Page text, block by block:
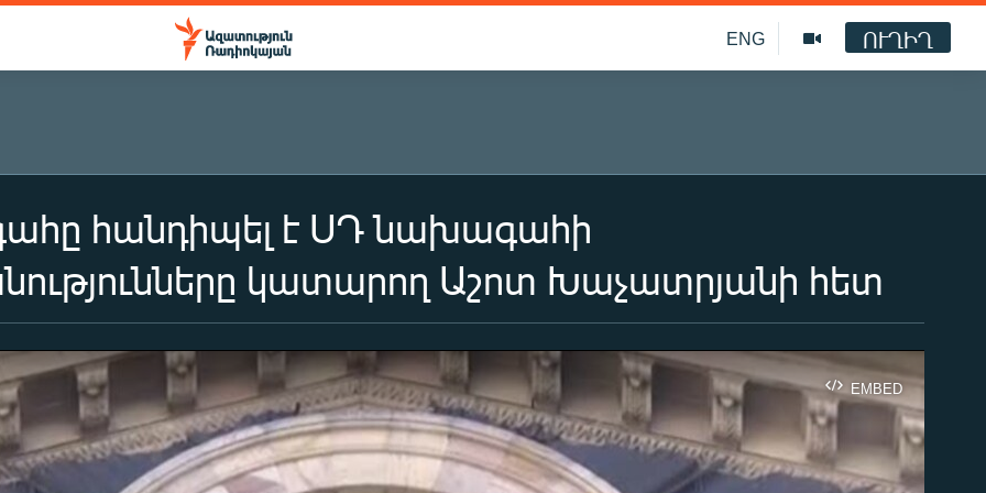
ENG ՈՒՂԻՂ
հանդիպել է ՍԴ նախագահի
կատարող Աշոտ Խաչատրյանի հետ
EMBED